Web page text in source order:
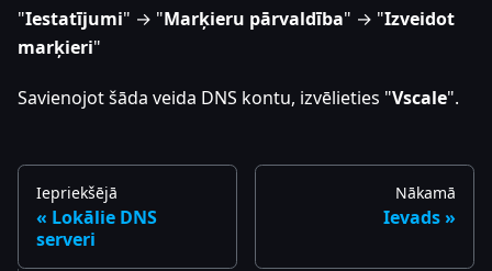
"Iestatījumi" → "Marķieru pārvaldība" → "Izveidot
marķieri"
Savienojot šāda veida DNS kontu, izvēlieties "Vscale".
Iepriekšējā
Lokālie DNS
serveri
Nākamā
Ievads